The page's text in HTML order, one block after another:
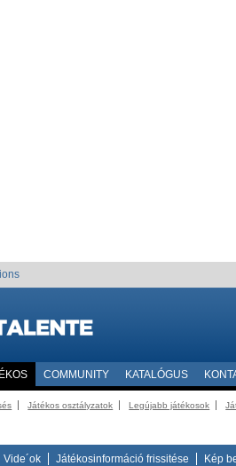
COMMUNITY KATALÓGUS
Játékos osztályzatok Legújabb játékosok
Vide´ok Játékosinformáció frissitése Kép